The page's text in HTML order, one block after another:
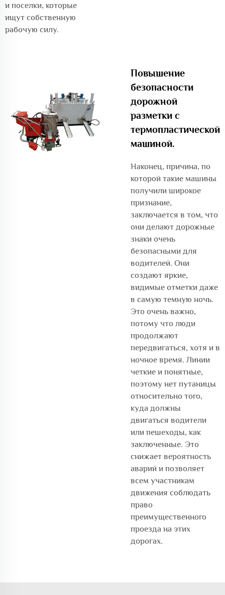
и поселки, которые
ищут собственную
рабочую силу.
Повышение
безопасности
дорожной
разметки с
термопластической
машиной.
Наконец, причина, по
которой такие машины
получили широкое
признание,
заключается в том, что
они делают дорожные
знаки очень
безопасными для
водителей. Они
создают яркие,
видимые отметки даже
в самую темную ночь.
Это очень важно,
потому что люди
продолжают
передвигаться, хотя и в
ночное время. Линии
четкие и понятные,
поэтому нет путаницы
относительно того,
куда должны
двигаться водители
или пешеходы, как
заключенные. Это
снижает вероятность
аварий и позволяет
всем участникам
движения соблюдать
право
преимущественного
проезда на этих
дорогах.